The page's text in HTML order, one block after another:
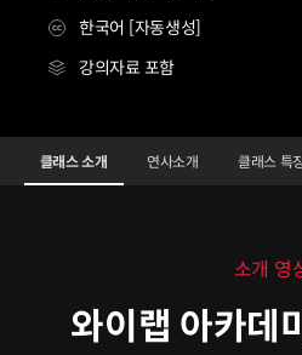
한국어 [자동생성]
강의자료 포함
와이랩 아카데미 전임 강사 권성목
Configuration Information
클래스 소개 연사소개 클래스 특
소개 영
와이랩 아카데